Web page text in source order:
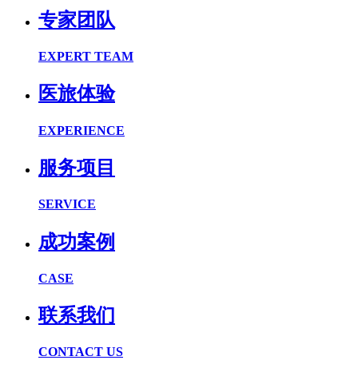
专家团队
EXPERT TEAM
医旅体验
EXPERIENCE
服务项目
SERVICE
成功案例
CASE
联系我们
CONTACT US